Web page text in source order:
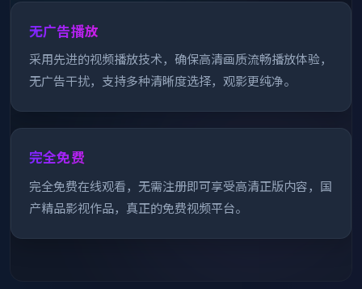
无广告播放
采用先进的视频播放技术，确保高清画质流畅播放体验，
无广告干扰，支持多种清晰度选择，观影更纯净。
完全免费
完全免费在线观看，无需注册即可享受高清正版内容，国
产精品影视作品，真正的免费视频平台。